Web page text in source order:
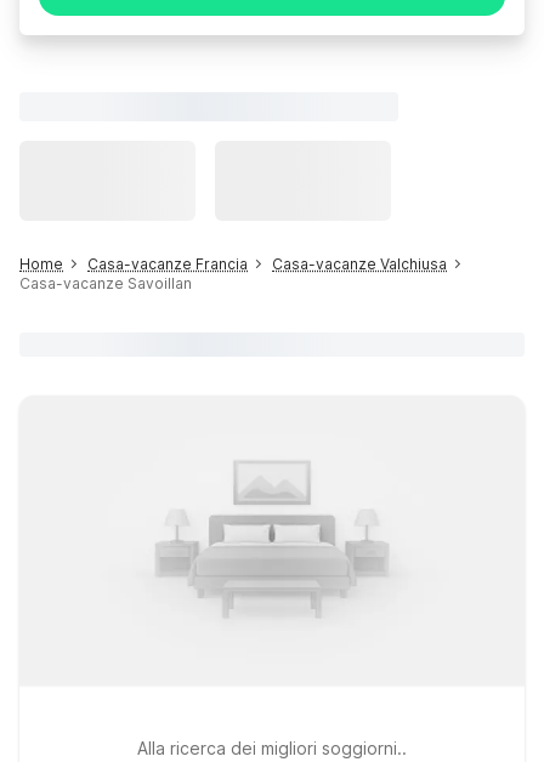
Home Casa-vacanze Francia
Casa-vacanze Valchiusa
Casa-vacanze Savoillan
Alla ricerca dei migliori soggiorni..